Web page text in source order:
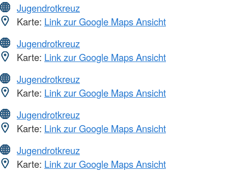
Jugendrotkreuz
Karte: Link zur Google Maps Ansicht
Jugendrotkreuz
Karte: Link zur Google Maps Ansicht
Jugendrotkreuz
Karte: Link zur Google Maps Ansicht
Jugendrotkreuz
Karte: Link zur Google Maps Ansicht
Jugendrotkreuz
Karte: Link zur Google Maps Ansicht